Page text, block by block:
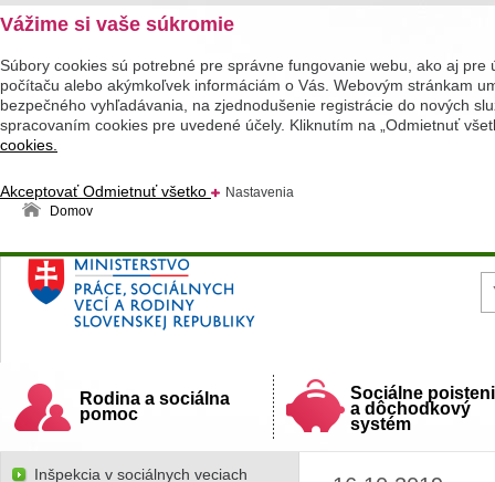
Vážime si vaše súkromie
Súbory cookies sú potrebné pre správne fungovanie webu, ako aj
počítaču alebo akýmkoľvek informáciám o Vás. Webovým stránkam
bezpečného vyhľadávania, na zjednodušenie registrácie do nových
spracovaním cookies pre uvedené účely. Kliknutím na „Odmietnuť
cookies.
AkceptovaťOdmietnuť všetko
Nastavenia
Domov
Ministerstvo práce, sociálnych vecí a rodiny
Slovenskej republiky
Rodina a sociálna
pomoc
Sociálne
a dôchodkový
systém
Inšpekcia v sociálnych veciach